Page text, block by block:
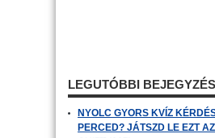
LEGUTÓBBI
NYOLC GYORS KVÍZ
PERCED? JÁTSZD LE EZT